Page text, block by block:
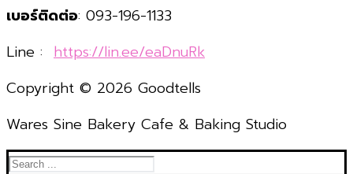
เบอร์ติดต่อ: 093-196-1133
Line : https://lin.ee/eaDnuRk
Copyright © 2026 Goodtells
Wares Sine Bakery Cafe & Baking Studio
Search